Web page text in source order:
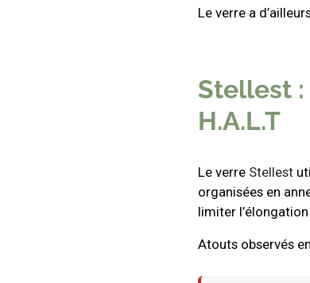
Le verre a
Stellest
H.A.L.T
Le verre Stellest
organisées en
limiter
Atouts observés